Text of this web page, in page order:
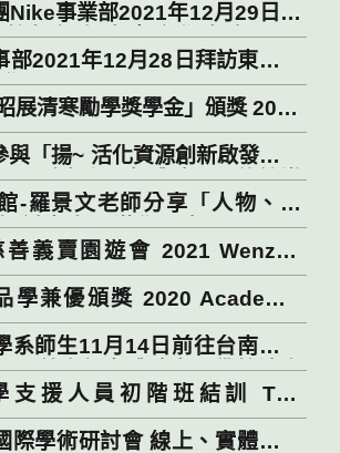
Nike事業部2021年12月29日與
師規劃未來合作事宜 Pou
Nike Division and the
Asian Department faculty
cooperation division
29, 2021.
部2021年12月28日拜訪東南亞
Sushi Express HR visited
Asian Department on
28, 2021, to discuss the
展清寒勵學獎學金」頒獎 2021
Huang’s Scholarship”
「揚~ 活化資源創新啟發跨校
吸引大小朋友體驗印尼傳統樂
Asian Department of
University participates
of the Ministry of
to attract the public to
the Indonesian tradition
-羅景文老師分享「人物、刊
討東南亞漢學研究」 Coffee
Asia – Associate
Wen Luo to talk about
Cultural Relics, for
Chinese Studies”
義賣園遊會 2021 Wenzao
Annual Charity
學兼優頒獎 2020 Academic
系師生11月14日前往台南永康
，首次親身體驗泰國佛教法會
and faculty from the
of Southeast Asian
of Wenzao Ursuline
支援人員初階班結訓 The
Indonesian language
has completed its
際學術研討會 線上、實體混合